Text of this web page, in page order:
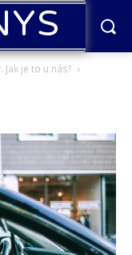
je to u nás?